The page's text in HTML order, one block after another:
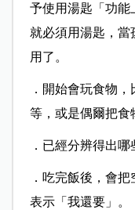
予使用湯匙「功能
就必須用湯匙，當
用了。
．開始會玩食物
等，或是偶爾把食
．已經分辨得出
．吃完飯後，會
表示「我還要」。